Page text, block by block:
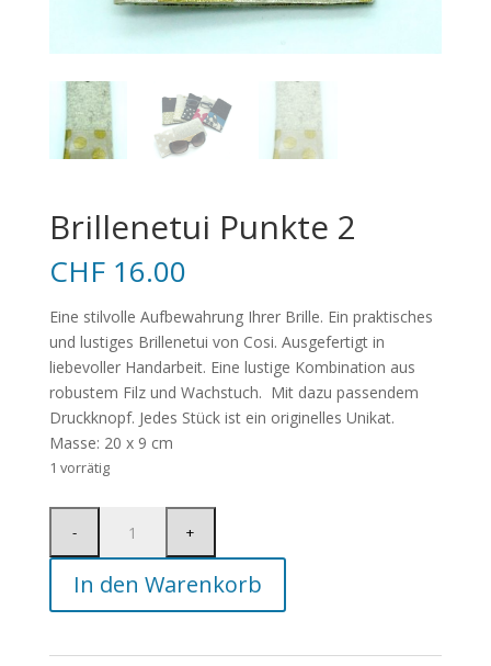
Brillenetui Punkte 2
CHF16.00
Eine stilvolle Aufbewahrung Ihrer Brille. Ein praktisches
und lustiges Brillenetui von Cosi. Ausgefertigt in
liebevoller Handarbeit. Eine lustige Kombination aus
robustem Filz und Wachstuch. Mit dazu passendem
Druckknopf. Jedes Stück ist ein originelles Unikat.
Masse: 20 x 9 cm
1 vorrätig
In den Warenkorb